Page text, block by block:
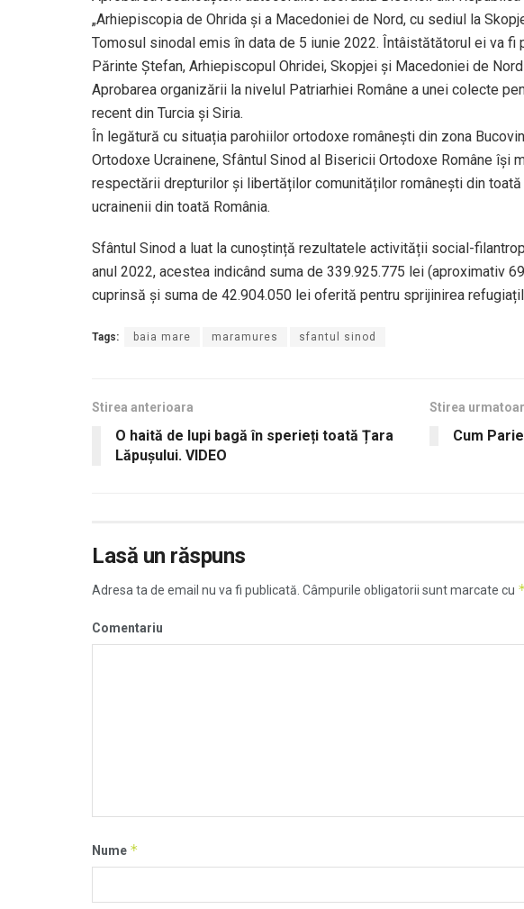
„Arhiepiscopia de Ohrida și a Macedoniei de Nord, cu sediul la
Tomosul sinodal emis în data de 5 iunie 2022. Întâistătătorul ei va fi
Părinte Ștefan, Arhiepiscopul Ohridei, Skopjei și Macedoniei de
Aprobarea organizării la nivelul Patriarhiei Române a unei colecte
recent din Turcia şi Siria.
În legătură cu situația parohiilor ortodoxe românești din zona
Ortodoxe Ucrainene, Sfântul Sinod al Bisericii Ortodoxe Române își
respectării drepturilor și libertăților comunităților românești din
ucrainenii din toată România.
Sfântul Sinod a luat la cunoștință rezultatele activității social-
anul 2022, acestea indicând suma de 339.925.775 lei (aproximativ
cuprinsă și suma de 42.904.050 lei oferită pentru sprijinirea
Tags: baia mare maramures sfantul sinod
Stirea anterioara
O haită de lupi bagă în sperieți toată Țara
Lăpușului. VIDEO
Stirea
Cum
Lasă un răspuns
Adresa ta de email nu va fi publicată. Câmpurile obligatorii sunt marcate cu
Comentariu
Nume *